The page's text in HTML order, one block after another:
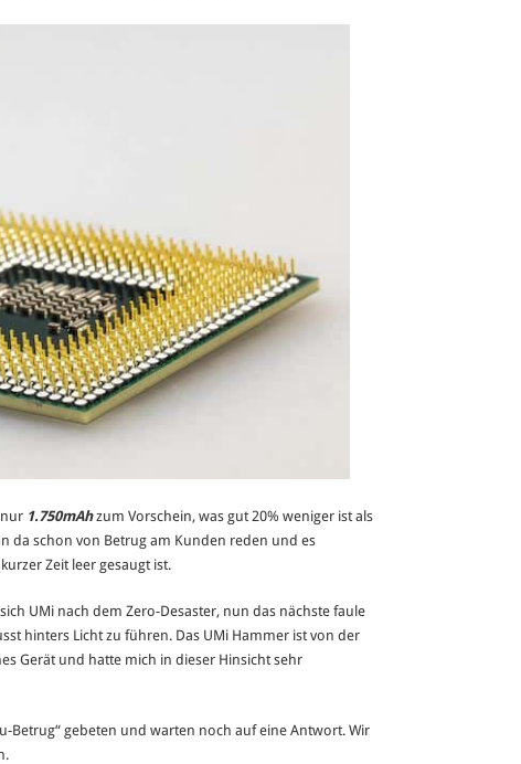
1.750mAhzum Vorschein, was gut 20% weniger ist als
da schon von Betrug am Kunden reden und es
Zeit leer gesaugt ist.
UMi nach dem Zero-Desaster, nun das nächste faule
hinters Licht zu führen. Das UMi Hammer ist von der
Gerät und hatte mich in dieser Hinsicht sehr
Betrug“ gebeten und warten noch auf eine Antwort. Wir